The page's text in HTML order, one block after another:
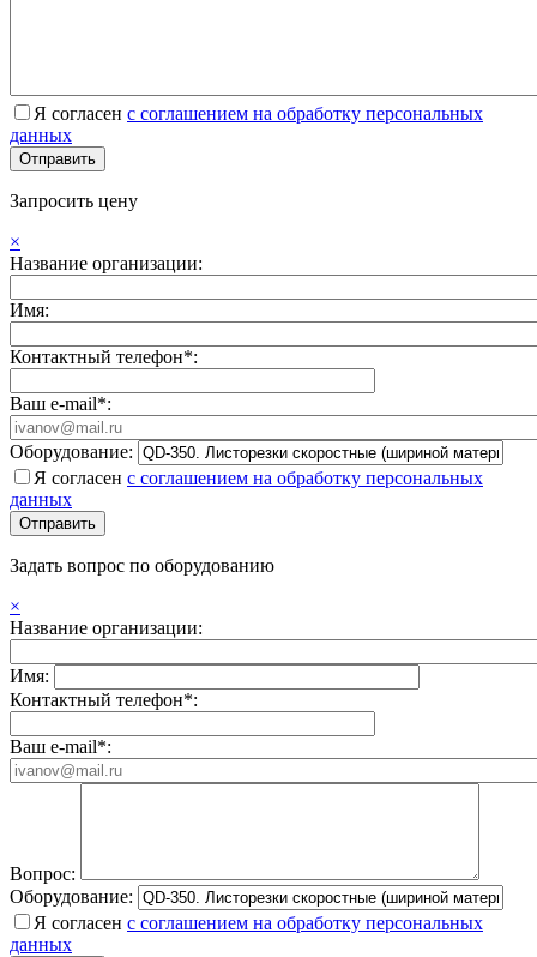
Я согласен с соглашением на обработку персональных
данных
Запросить цену
×
Название организации:
Имя:
Контактный телефон*:
Ваш e-mail*:
Оборудование:
Я согласен с соглашением на обработку персональных
данных
Задать вопрос по оборудованию
×
Название организации:
Имя:
Контактный телефон*:
Ваш e-mail*:
Вопрос:
Оборудование:
Я согласен с соглашением на обработку персональных
данных